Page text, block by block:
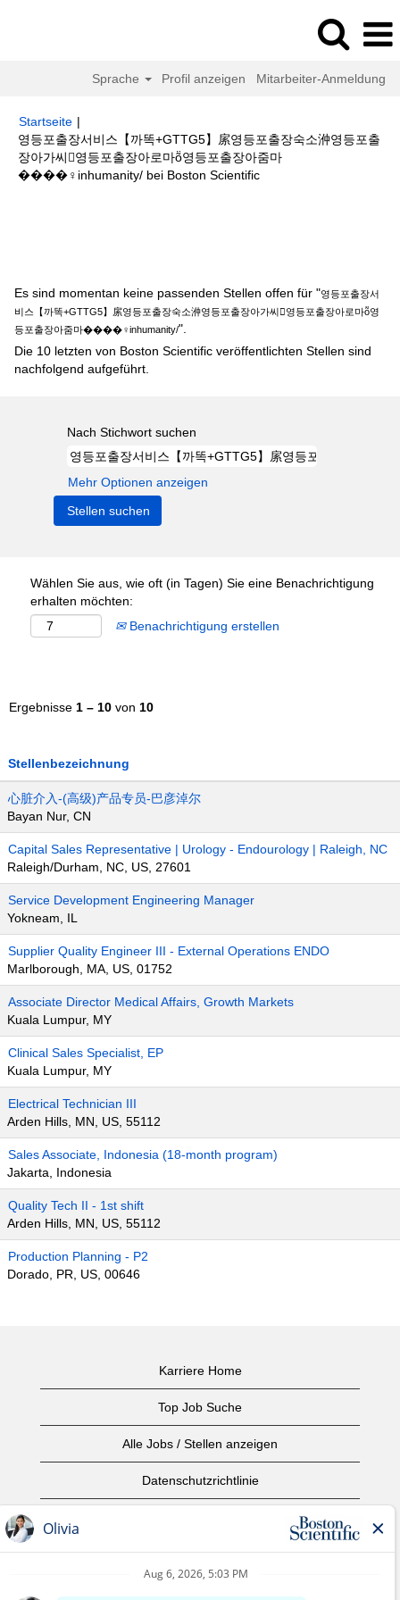
Sprache Profil anzeigen Mitarbeiter-Anmeldung
Startseite |
영등포출장서비스【까똑+GTTG5】䋀영등포출장숙소㳞영등포출
장아가씨영등포출장아로마ṏ영등포출장아줌마
����‍♀️inhumanity/ bei Boston Scientific(aktuelle
Es sind momentan keine passenden Stellen offen für "영등포출장서
비스【까똑+GTTG5】䋀영등포출장숙소㳞영등포출장아가씨영등포출장아로마ṏ영
등포출장아줌마����‍♀️inhumanity/".
Die 10 letzten von Boston Scientific veröffentlichten Stellen sind
nachfolgend aufgeführt.
Nach Stichwort suchen
Mehr Optionen anzeigen
Wählen Sie aus, wie oft (in Tagen) Sie eine Benachrichtigung
erhalten möchten:
Benachrichtigung erstellen
Ergebnisse 1 – 10 von 10
Stellenbezeichnung
心脏介入-(高级)产品专员-巴彦淖尔
Bayan Nur, CN
Capital Sales Representative | Urology - Endourology | Raleigh, NC
Raleigh/Durham, NC, US, 27601
Service Development Engineering Manager
Yokneam, IL
Supplier Quality Engineer III - External Operations ENDO
Marlborough, MA, US, 01752
Associate Director Medical Affairs, Growth Markets
Kuala Lumpur, MY
Clinical Sales Specialist, EP
Kuala Lumpur, MY
Electrical Technician III
Arden Hills, MN, US, 55112
Sales Associate, Indonesia (18-month program)
Jakarta, Indonesia
Quality Tech II - 1st shift
Arden Hills, MN, US, 55112
Production Planning - P2
Dorado, PR, US, 00646
Karriere Home
Top Job Suche
Alle Jobs / Stellen anzeigen
Datenschutzrichtlinie
Urheberrecht